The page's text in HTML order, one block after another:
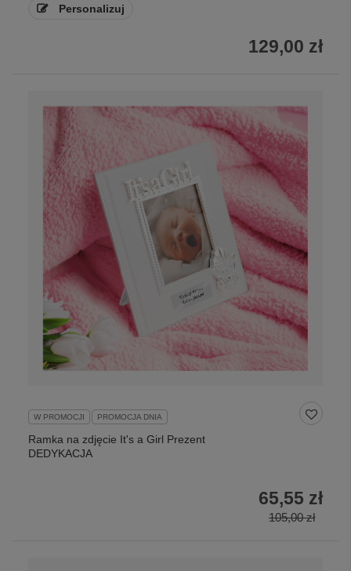
Personalizuj
129,00 zł
W PROMOCJI PROMOCJA DNIA
Ramka na zdjęcie It's a Girl Prezent
DEDYKACJA
105,00 zł
65,55 zł